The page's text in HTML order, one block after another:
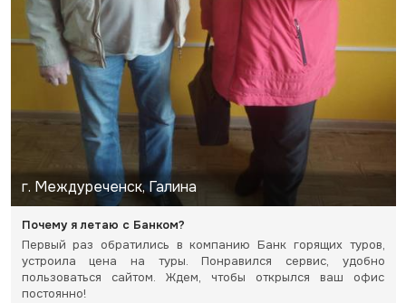
г. Междуреченск, Галина
Почему я летаю с Банком?
Первый раз обратились в компанию Банк горящих туров,
устроила цена на туры. Понравился сервис, удобно
пользоваться сайтом. Ждем, чтобы открылся ваш офис
постоянно!